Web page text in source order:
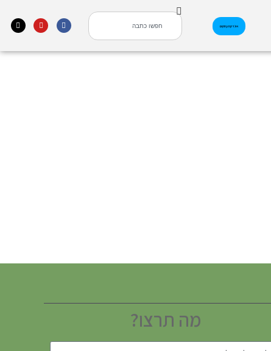
אינדקס עסקים
מה תרצו?